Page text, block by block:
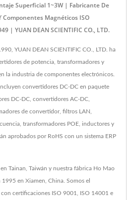
Superficial 1~3W | Fabricante De
Componentes Magnéticos ISO
| YUAN DEAN SCIENTIFIC CO., LTD.
YUAN DEAN SCIENTIFIC CO., LTD. ha
de potencia, transformadores y
la industria de componentes electrónicos.
convertidores DC-DC en paquete
DC-DC, convertidores AC-DC,
de convertidor, filtros LAN,
transformadores POE, inductores y
aprobados por RoHS con un sistema ERP
Tainan, Taiwán y nuestra fábrica Ho Mao
en Xiamen, China. Somos el
certificaciones ISO 9001, ISO 14001 e